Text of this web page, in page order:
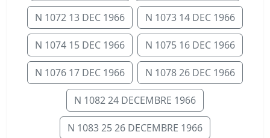
N 1072 13 DEC 1966 N 1073 14 DEC 1966
N 1074 15 DEC 1966 N 1075 16 DEC 1966
N 1076 17 DEC 1966 N 1078 26 DEC 1966
N 1082 24 DECEMBRE 1966
N 1083 25 26 DECEMBRE 1966